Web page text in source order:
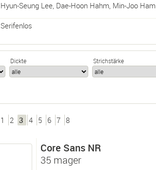
Hyun-Seung Lee, Dae-Hoon Hahm, Min-Joo Ham
Serifenlos
Dickte Strichstärke
1 2 3 4 5 6 7 8
Core Sans NR
35 mager